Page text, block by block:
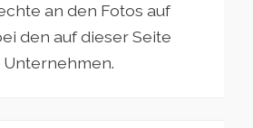
an den Fotos auf
den auf dieser Seite